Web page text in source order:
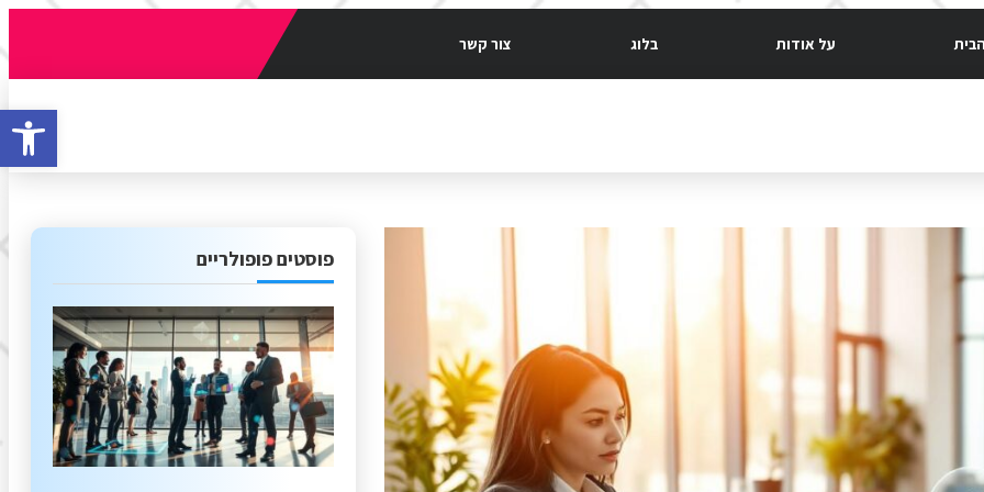
על אודות בלוג צור קשר
פוסטים פופולריים
פתח